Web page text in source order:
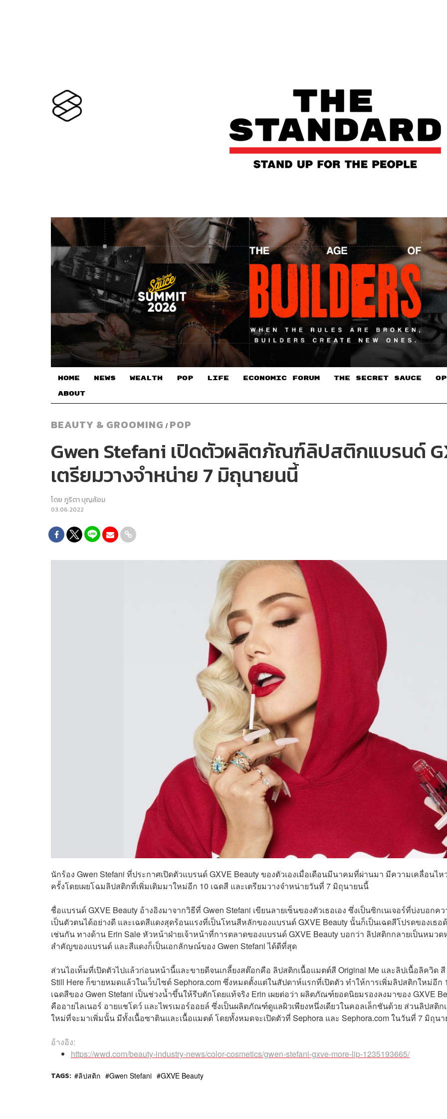
HOME NEWS WEALTH POP LIFE ECONOMIC FORUM THE SECRET SAUCE​
ABOUT
BEAUTY & GROOMING / POP
Gwen Stefani เปิดตัวผลิตภัณฑ์ลิปสติกแบรนด์
เตรียมวางจำหน่าย 7 มิถุนายนนี้
โดย ภูริตา บุญล้อม
03.06.2022
นักร้อง Gwen Stefani ที่ประกาศเปิดตัวแบรนด์ GXVE Beauty ของตัวเองเมื่อเดือนมีนาคมที่ผ่านมา มีความเคลื่อนไห
ครั้งโดยเผยโฉมลิปสติกที่เพิ่มเติมมาใหม่อีก 10 เฉดสี และเตรียมวางจำหน่ายวันที่ 7 มิถุนายนนี้
ชื่อแบรนด์ GXVE Beauty อ้างอิงมาจากวิธีที่ Gwen Stefani เขียนลายเซ็นของตัวเธอเอง ซึ่งเป็นซิกเนเจอร์ที่บ่งบอกค
เป็นตัวตนได้อย่างดี และเฉดสีแดงสุดร้อนแรงที่เป็นโทนสีหลักของแบรนด์ GXVE Beauty นั้นก็เป็นเฉดสีโปรดของเธอ
เช่นกัน ทางด้าน Erin Sale หัวหน้าฝ่ายเจ้าหน้าที่การตลาดของแบรนด์ GXVE Beauty บอกว่า ลิปสติกกลายเป็นหมว
สำคัญของแบรนด์ และสีแดงก็เป็นเอกลักษณ์ของ Gwen Stefani ได้ดีที่สุด
ส่วนไอเท็มที่เปิดตัวไปแล้วก่อนหน้านี้และขายดีจนเกลี้ยงสต๊อกคือ ลิปสติกเนื้อแมตต์สี Original Me และลิปเนื้อลิควิด สี
Still Here ก็ขายหมดแล้วในเว็บไซต์ Sephora.com ซึ่งหมดตั้งแต่ในสัปดาห์แรกที่เปิดตัว ทำให้การเพิ่มลิปสติกใหม่อีก
เฉดสีของ Gwen Stefani เป็นช่วงน้ำขึ้นให้รีบตักโดยแท้จริง Erin เผยต่อว่า ผลิตภัณฑ์ยอดนิยมรองลงมาของ GXVE
คืออายไลเนอร์ อายแชโดว์ และไพรเมอร์ออยล์ ซึ่งเป็นผลิตภัณฑ์ดูแลผิวเพียงหนึ่งเดียวในคอลเล็กชันด้วย ส่วนลิปสติก
ใหม่ที่จะมาเพิ่มนั้น มีทั้งเนื้อซาตินและเนื้อแมตต์ โดยทั้งหมดจะเปิดตัวที่ Sephora และ Sephora.com ในวันที่ 7 มิถุน
อ้างอิง:
https://wwd.com/beauty-industry-news/color-cosmetics/gwen-stefani-gxve-more-lip-1235193665/
TAGS: ลิปสติก Gwen Stefani GXVE Beauty